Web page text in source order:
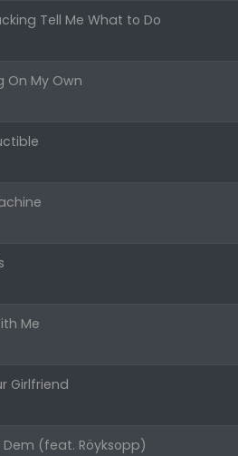
Tell Me What to Do
On My Own
Me
Girlfriend
Dem (feat. Röyksopp)